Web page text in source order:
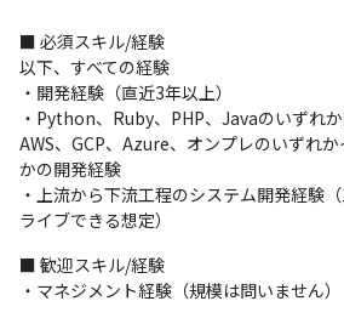
・クラウド上のシステム開発実務（AWSベ
築、サービス自動化、環境構築など）
※現在は主にLAMP環境での開発ですが
Amazon DynamoDB、AWS Lambda、
サービスを使用した開発に注力して行きま
＜配属先の決め方＞
・当社では社員個人の幸福度を高めること
・そのためには、個人が多様な選択肢を持
ぶことができる状態が理想的だと考えてお
ャリアや希望を伺った上で配属先を決定し
■ 必須スキル/経験
以下、すべての経験
・開発経験（直近3年以上）
・Python、Ruby、PHP、Javaのいずれ
AWS、GCP、Azure、オンプレのいずれ
かの開発経験
・上流から下流工程のシステム開発経験
ライブできる想定）
■ 歓迎スキル/経験
・マネジメント経験（規模は問いません）